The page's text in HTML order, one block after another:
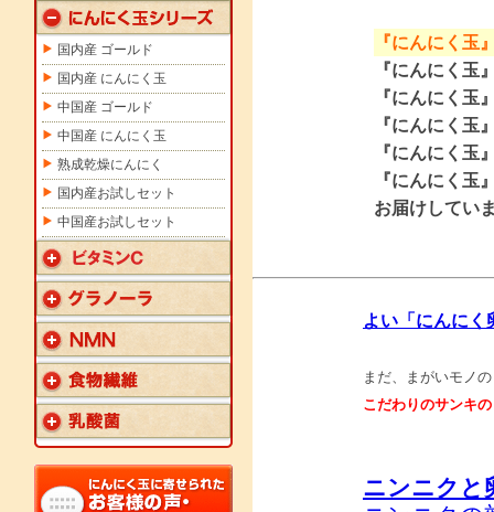
『にんにく玉
『にんにく玉
『にんにく玉
『にんにく玉
『にんにく玉
『にんにく玉
お届けしてい
よい「にんにく
まだ、まがいモノ
こだわりのサンキ
ニンニクと
国内産 ゴールド
国内産 にんにく玉
中国産 ゴールド
中国産 にんにく玉
熟成乾燥にんにく
国内産お試しセット
中国産お試しセット